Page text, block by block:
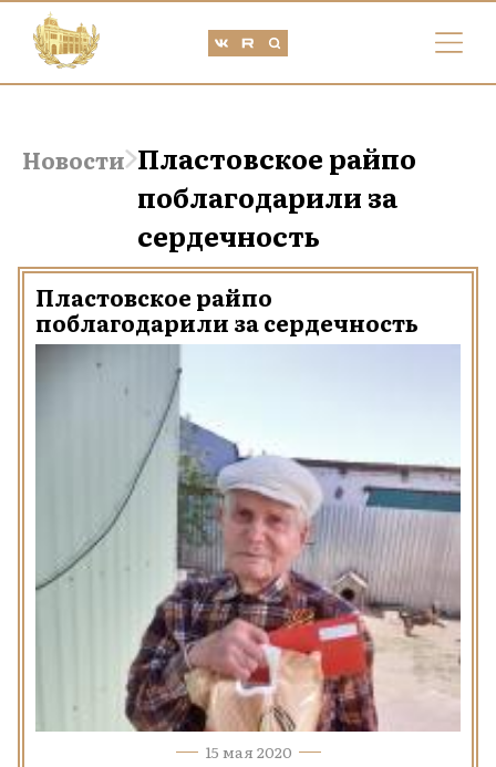
Новости Пластовское райпо
поблагодарили за
сердечность
Пластовское райпо
поблагодарили за сердечность
15 мая 2020